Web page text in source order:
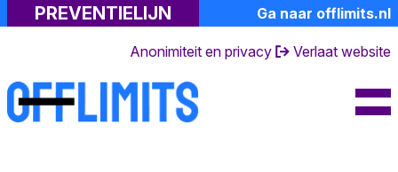
PREVENTIELIJN Ga naar offlimits.nl
Anonimiteit en privacy Verlaat website
Kindermisbruik
Toolkit
Lotgenoten
De gevolgen
Emoties
Professionals
Gespreksvoering
Risicosignalen
Meer informatie
FAQ's
Over ons